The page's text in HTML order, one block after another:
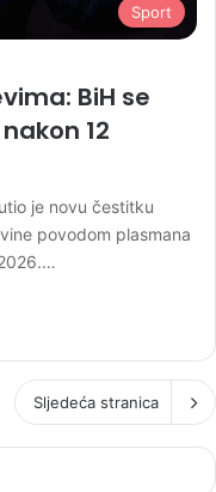
Sport
BiH se
12
je novu čestitku
povodom plasmana
Sljedeća stranica